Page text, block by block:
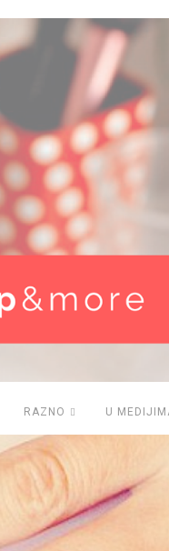
RAZNO U